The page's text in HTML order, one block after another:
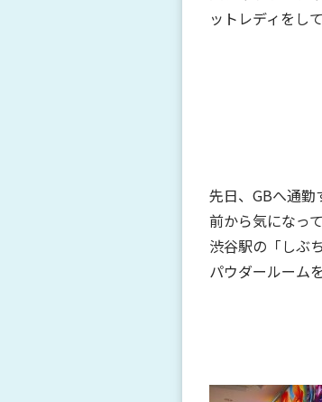
ットレディを
先日、GBへ通勤
前から気になっ
渋谷駅の「しぶ
パウダールーム